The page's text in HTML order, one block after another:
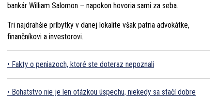
bankár William Salomon – napokon hovoria sami za seba.
Tri najdrahšie príbytky v danej lokalite však patria advokátke,
finančníkovi a investorovi.
Fakty o peniazoch, ktoré ste doteraz nepoznali
Bohatstvo nie je len otázkou úspechu, niekedy sa stačí dobre